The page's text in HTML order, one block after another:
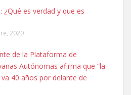
MESA Y LOPEZ
CON MICROCHIP PERDIDO HOY
ES MUY ASUSTADIZO
6.7.2025
¿Qué es verdad y que es
2020
de la Plataforma de
Autónomas afirma que “la
va 40 años por delante de